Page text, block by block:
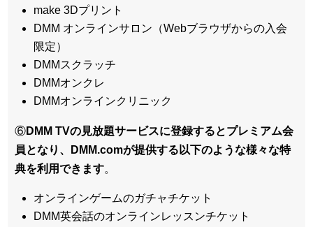
make 3Dプリント
DMM オンラインサロン（Webブラウザからの入会
限定）
DMMスクラッチ
DMMオンクレ
DMMオンラインクリニック
⑥DMM TVの見放題サービスに登録するとプレミアム会
員となり、DMM.comが提供する以下のような様々な特
典を利用できます。
オンラインゲームのガチャチケット
DMM英会話のオンラインレッスンチケット